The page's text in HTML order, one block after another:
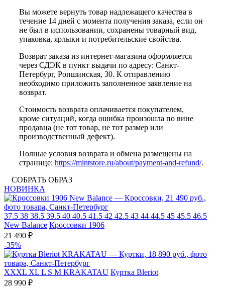
Вы можете вернуть товар надлежащего качества в
течение 14 дней с момента получения заказа, если он
не был в использовании, сохранены товарный вид,
упаковка, ярлыки и потребительские свойства.
Возврат заказа из интернет-магазина оформляется
через СДЭК в пункт выдачи по адресу: Санкт-
Петербург, Ропшинская, 30. К отправлению
необходимо приложить заполненное заявление на
возврат.
Стоимость возврата оплачивается покупателем,
кроме ситуаций, когда ошибка произошла по вине
продавца (не тот товар, не тот размер или
производственный дефект).
Полные условия возврата и обмена размещены на
странице: https://mintstore.ru/about/payment-and-refund/.
СОБРАТЬ ОБРАЗ
НОВИНКА
37.5 38 38.5 39.5 40 40.5 41.5 42 42.5 43 44 44.5 45 45.5 46.5
New Balance Кроссовки 1906
21 490 ₽
-35%
XXXL XL L S M KRAKATAU Куртка Bleriot
28 990 ₽